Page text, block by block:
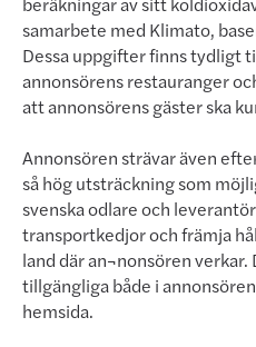
samarbete med Klimato,
Dessa uppgifter finns tydligt
annonsörens restauranger
att annonsörens gäster ska
Annonsören strävar även
så hög utsträckning som
svenska odlare och
transportkedjor och främja
land där an¬nonsören
tillgängliga både i
hemsida.